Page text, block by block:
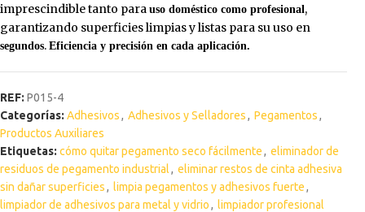
imprescindible tanto para uso doméstico como profesional,
garantizando superficies limpias y listas para su uso en
segundos. Eficiencia y precisión en cada aplicación.
REF: P015-4
Categorías: Adhesivos, Adhesivos y Selladores, Pegamentos,
Productos Auxiliares
Etiquetas: cómo quitar pegamento seco fácilmente, eliminador de
residuos de pegamento industrial, eliminar restos de cinta adhesiva
sin dañar superficies, limpia pegamentos y adhesivos fuerte,
limpiador de adhesivos para metal y vidrio, limpiador profesional